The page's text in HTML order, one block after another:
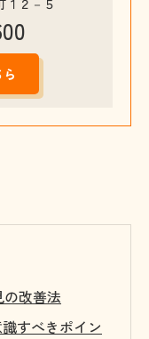
改善法
すべきポイン